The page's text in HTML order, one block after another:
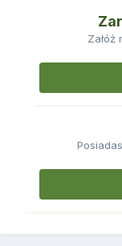
Załóż